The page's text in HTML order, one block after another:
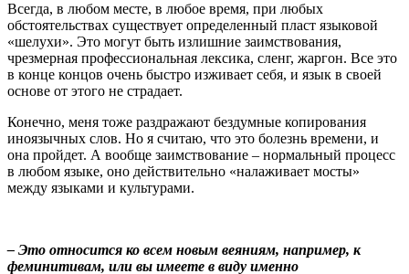
Всегда, в любом месте, в любое время, при любых
обстоятельствах существует определенный пласт языковой
«шелухи». Это могут быть излишние заимствования,
чрезмерная профессиональная лексика, сленг, жаргон. Все это
в конце концов очень быстро изживает себя, и язык в своей
основе от этого не страдает.
Конечно, меня тоже раздражают бездумные копирования
иноязычных слов. Но я считаю, что это болезнь времени, и
она пройдет. А вообще заимствование – нормальный процесс
в любом языке, оно действительно «налаживает мосты»
между языками и культурами.
– Это относится ко всем новым веяниям, например, к
феминитивам, или вы имеете в виду именно